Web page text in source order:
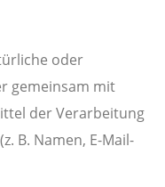
oder
gemeinsam mit
der Verarbeitung
B. Namen, E-Mail-